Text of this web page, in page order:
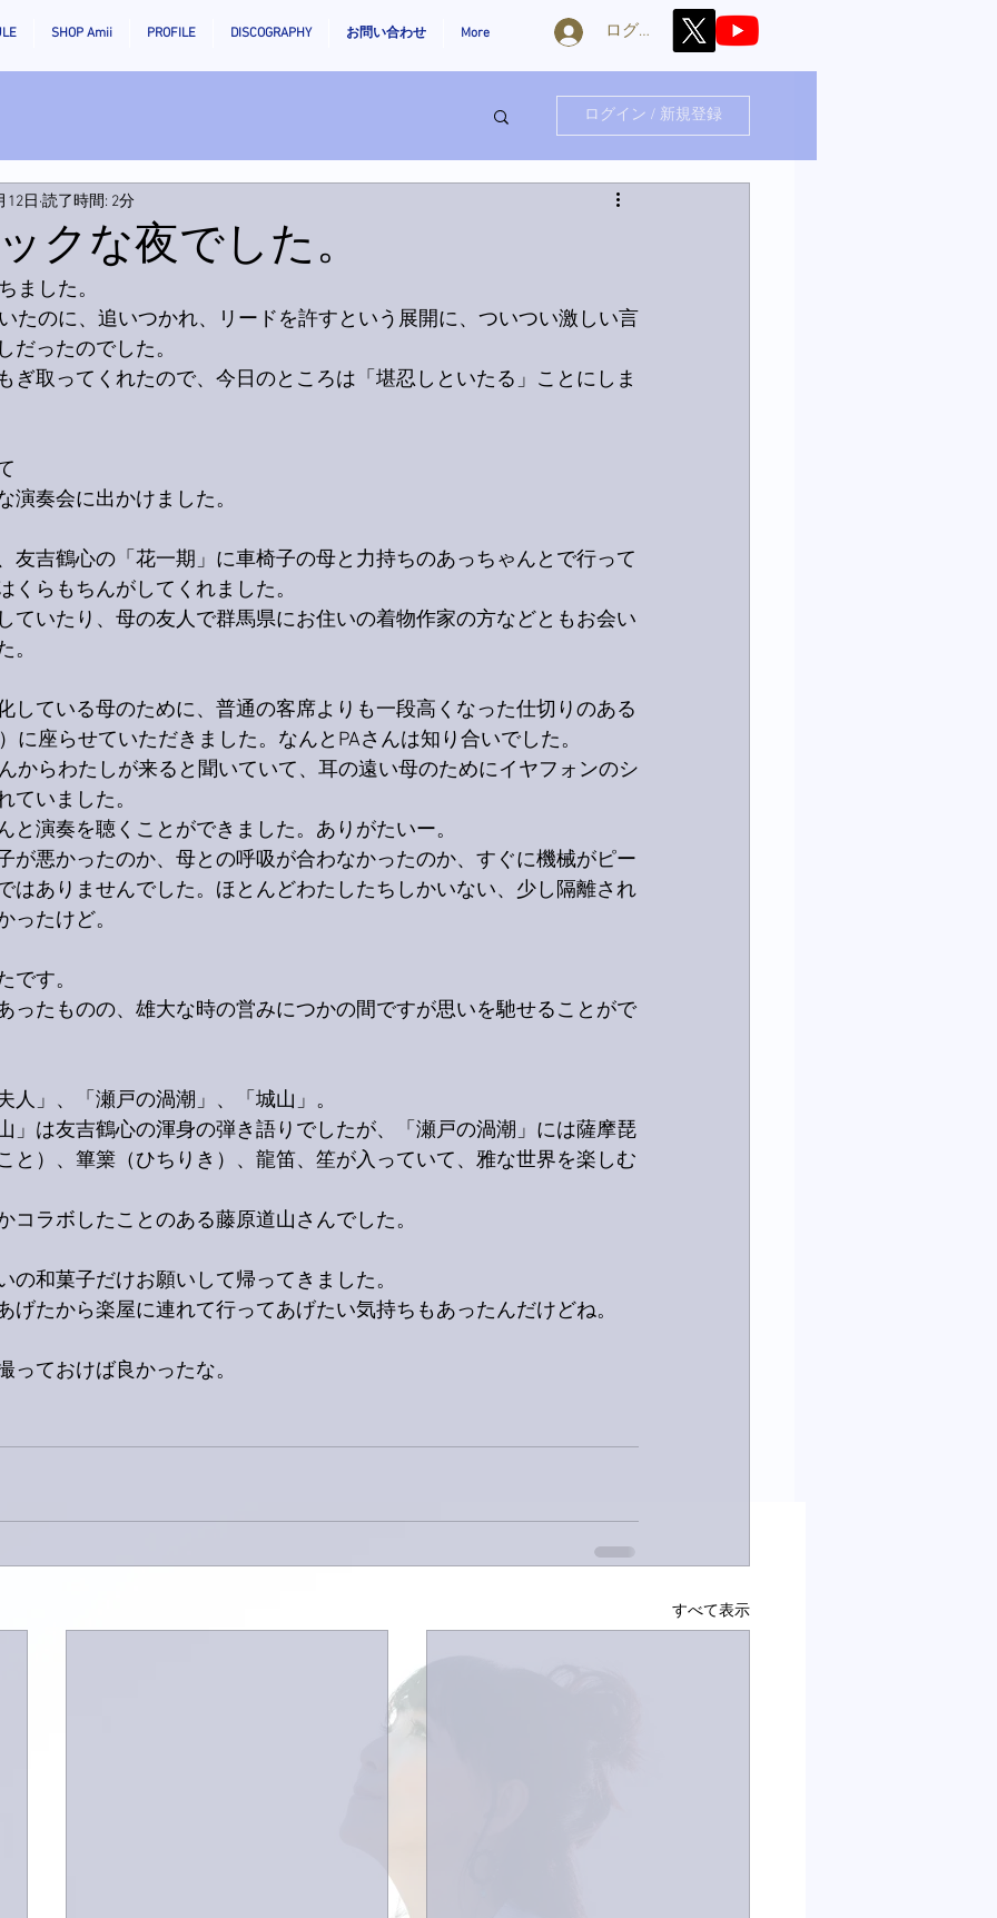
SHOP Amii PROFILE DISCOGRAPHY お問い合わせ More ログイン
ログイン / 新規登録
クな夜でした。
12日 読了時間: 2分
ました。
たのに、追いつかれ、リードを許すという展開に、ついつい激しい言
だったのでした。
ぎ取ってくれたので、今日のところは「堪忍しといたる」ことにしま
演奏会に出かけました。
友吉鶴心の「花一期」に車椅子の母と力持ちのあっちゃんとで行って
くらもちんがしてくれました。
ていたり、母の友人で群馬県にお住いの着物作家の方などともお会い
。
している母のために、普通の客席よりも一段高くなった仕切りのある
に座らせていただきました。なんとPAさんは知り合いでした。
からわたしが来ると聞いていて、耳の遠い母のためにイヤフォンのシ
ていました。
と演奏を聴くことができました。ありがたいー。
が悪かったのか、母との呼吸が合わなかったのか、すぐに機械がピー
はありませんでした。ほとんどわたしたちしかいない、少し隔離され
ったけど。
です。
ったものの、雄大な時の営みにつかの間ですが思いを馳せることがで
人」、「瀬戸の渦潮」、「城山」。
」は友吉鶴心の渾身の弾き語りでしたが、「瀬戸の渦潮」には薩摩琵
と）、篳篥（ひちりき）、龍笛、笙が入っていて、雅な世界を楽しむ
コラボしたことのある藤原道山さんでした。
の和菓子だけお願いして帰ってきました。
げたから楽屋に連れて行ってあげたい気持ちもあったんだけどね。
っておけば良かったな。
すべて表示